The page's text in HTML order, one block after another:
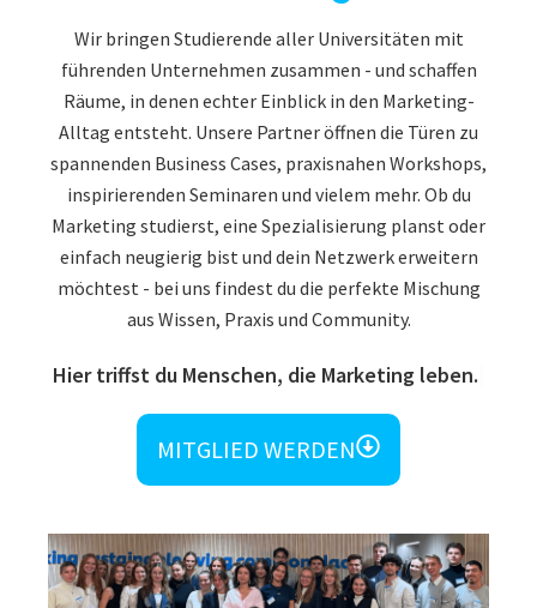
Wir bringen Studierende aller Universitäten mit
führenden Unternehmen zusammen - und schaffen
Räume, in denen echter Einblick in den Marketing-
Alltag entsteht. Unsere Partner öffnen die Türen zu
spannenden Business Cases, praxisnahen Workshops,
inspirierenden Seminaren und vielem mehr. Ob du
Marketing studierst, eine Spezialisierung planst oder
einfach neugierig bist und dein Netzwerk erweitern
möchtest - bei uns findest du die perfekte Mischung
aus Wissen, Praxis und Community.
Hier triffst du Menschen, die Marketing leben.
MITGLIED WERDEN